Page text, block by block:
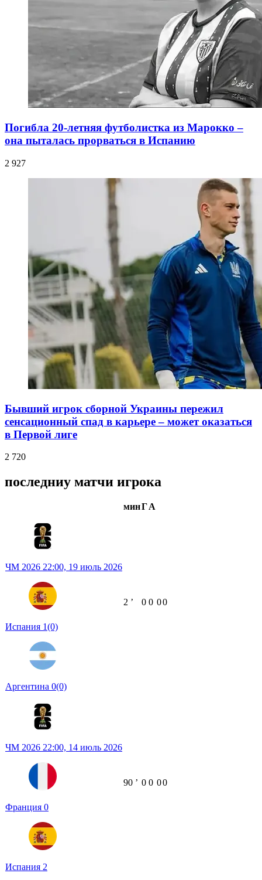
Погибла 20-летняя футболистка из Марокко –
она пыталась прорваться в Испанию
2 927
Бывший игрок сборной Украины пережил
сенсационный спад в карьере – может оказаться
в Первой лиге
2 720
последниу матчи игрока
минГА
ЧМ 2026 22:00, 19 июль 2026
Испания 1(0)
Аргентина 0(0)
2 ʼ 0 0 00
ЧМ 2026 22:00, 14 июль 2026
Франция 0
Испания 2
90 ʼ 0 0 00